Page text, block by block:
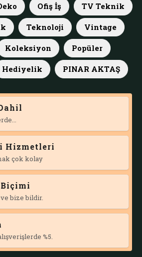
Ofiş İş TV Teknik
Teknoloji Vintage
Koleksiyon Popüler
Hediyelik PINAR AKTAŞ
Hizmetleri
çok kolay
Biçimi
bize bildir.
%5.